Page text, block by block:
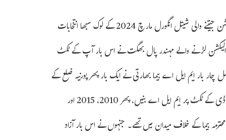
عام آدمی پارٹی (اے اے پی) کے ٹکٹ پر پنجاب کے جالندھر ویسٹ سے الیکشن جیتنے والی شیتل انگورل مارچ 2024 کے لوک سبھا انتخابات
شامل ہوگئیں۔ بی جے پی کے ٹکٹ پر 2022 کا اسمبلی الیکشن لڑنے والے مہندر پال بھگت نے اس بار آپ کے ٹکٹ
بار ایم ایل اے بیما بھارتی نے ایک بار پھر پورنیہ ضلع کے
روپولی اسمبلی حلقہ سے الیکشن لڑا ہے۔ بیما بھارتی پہلی بار 2005 میں آر جے ڈی کے ٹکٹ پر ایم ایل اے بنیں، پھر 2010، 2015 اور
بیما کے خلاف میدان میں تھے۔ جنہوں نے اس بار آزاد